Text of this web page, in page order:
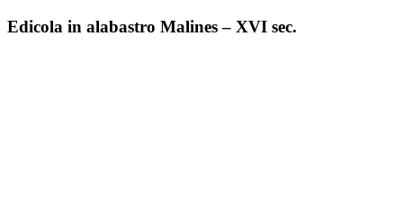
Edicola in alabastro Malines – XVI sec.